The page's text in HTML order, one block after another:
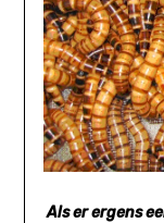
Als er ergens